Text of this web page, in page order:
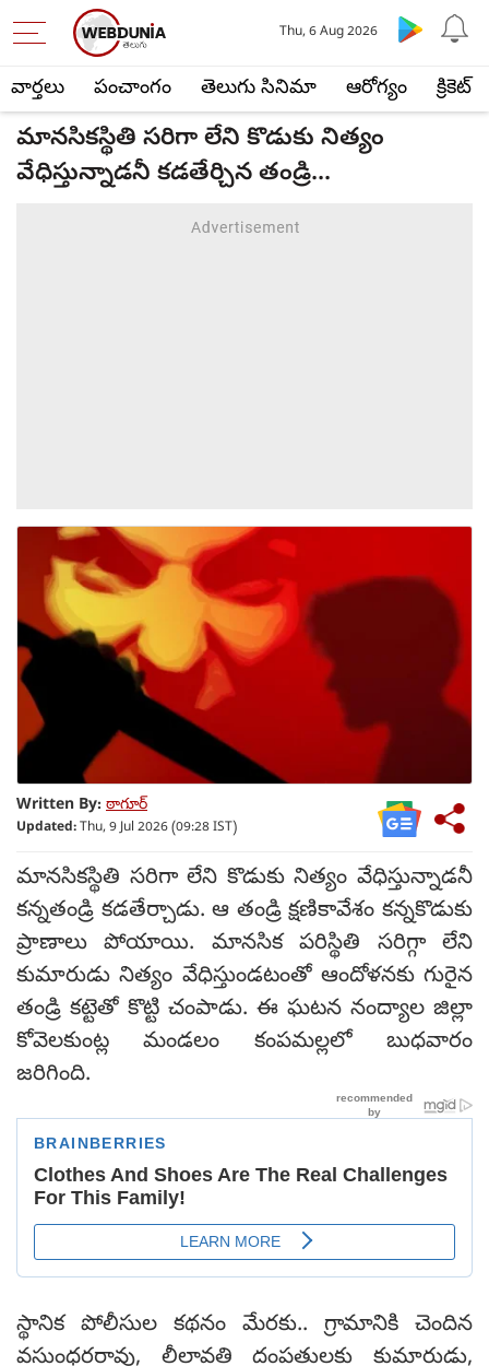
వార్తలు పంచాంగం తెలుగు సినిమా ఆరోగ్యం క్రికెట్
Thu, 6 Aug 2026
మానసికస్థితి సరిగా లేని కొడుకు నిత్యం
వేధిస్తున్నాడనీ కడతేర్చిన తండ్రి...
Written By: ఠాగూర్
Updated:Thu, 9 Jul 2026 (09:28 IST)
మానసికస్థితి సరిగా లేని కొడుకు నిత్యం వేధిస్తున్నాడనీ
కన్నతండ్రి కడతేర్చాడు. ఆ తండ్రి క్షణికావేశం కన్నకొడుకు
ప్రాణాలు పోయాయి. మానసిక పరిస్థితి సరిగ్గా లేని
కుమారుడు నిత్యం వేధిస్తుండటంతో ఆందోళనకు గురైన
తండ్రి కట్టెతో కొట్టి చంపాడు. ఈ ఘటన నంద్యాల జిల్లా
కోవెలకుంట్ల మండలం కంపమల్లలో బుధవారం
జరిగింది.
స్థానిక పోలీసుల కథనం మేరకు.. గ్రామానికి చెందిన
వసుంధరరావు, లీలావతి దంపతులకు కుమారుడు,